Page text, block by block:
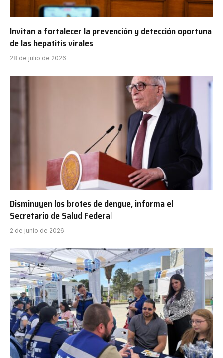
Invitan a fortalecer la prevención y detección oportuna
de las hepatitis virales
28 de julio de 2026
Disminuyen los brotes de dengue, informa el
Secretario de Salud Federal
2 de junio de 2026